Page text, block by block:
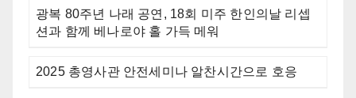
광복 80주년 나래 공연, 18회 미주 한인의날 리셉
션과 함께 베나로야 홀 가득 메워
2025 총영사관 안전세미나 알찬시간으로 호응